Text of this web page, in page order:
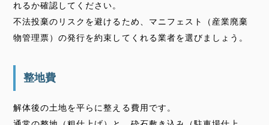
れるか確認してください。
不法投棄のリスクを避けるため、マニフェスト（産業廃棄
物管理票）の発行を約束してくれる業者を選びましょう。
整地費
解体後の土地を平らに整える費用です。